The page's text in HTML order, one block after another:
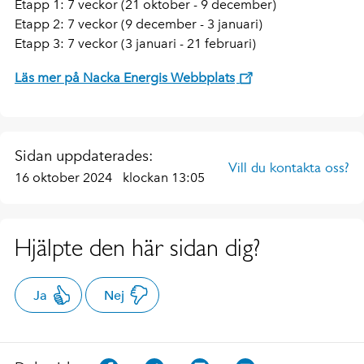
Etapp 1: 7 veckor (21 oktober - 9 december)
Etapp 2: 7 veckor (9 december - 3 januari)
Etapp 3: 7 veckor (3 januari - 21 februari)
Läs mer på Nacka Energis Webbplats
Sidan uppdaterades:
16 oktober 2024 klockan 13:05
Vill du kontakta oss?
Hjälpte den här sidan dig?
Ja Nej